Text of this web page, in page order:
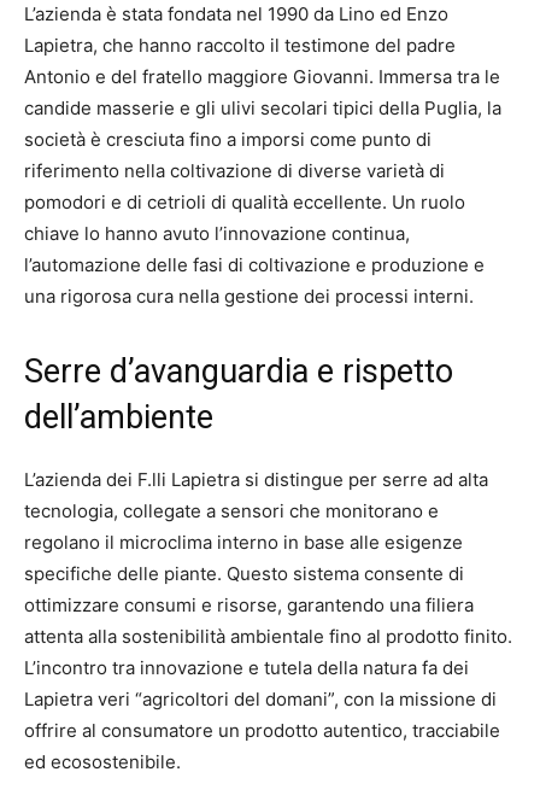
L’azienda è stata fondata nel 1990 da Lino ed Enzo
Lapietra, che hanno raccolto il testimone del padre
Antonio e del fratello maggiore Giovanni. Immersa tra le
candide masserie e gli ulivi secolari tipici della Puglia, la
società è cresciuta fino a imporsi come punto di
riferimento nella coltivazione di diverse varietà di
pomodori e di cetrioli di qualità eccellente. Un ruolo
chiave lo hanno avuto l’innovazione continua,
l’automazione delle fasi di coltivazione e produzione e
una rigorosa cura nella gestione dei processi interni.
Serre d’avanguardia e rispetto
dell’ambiente
L’azienda dei F.lli Lapietra si distingue per serre ad alta
tecnologia, collegate a sensori che monitorano e
regolano il microclima interno in base alle esigenze
specifiche delle piante. Questo sistema consente di
ottimizzare consumi e risorse, garantendo una filiera
attenta alla sostenibilità ambientale fino al prodotto finito.
L’incontro tra innovazione e tutela della natura fa dei
Lapietra veri “agricoltori del domani”, con la missione di
offrire al consumatore un prodotto autentico, tracciabile
ed ecosostenibile.